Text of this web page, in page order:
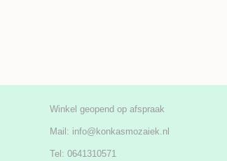
Winkel geopend op afspraak
Mail: info@konkasmozaiek.nl
Tel: 0641310571